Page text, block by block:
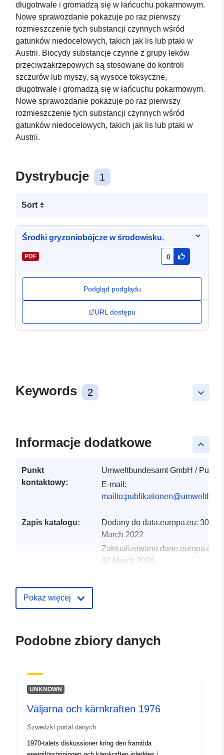
długotrwałe i gromadzą się w łańcuchu pokarmowym.
Nowe sprawozdanie pokazuje po raz pierwszy
rozmieszczenie tych substancji czynnych wśród
gatunków niedocelowych, takich jak lis lub ptaki w
Austrii. Biocydy substancje czynne z grupy leków
przeciwzakrzepowych są stosowane do kontroli
szczurów lub myszy, są wysoce toksyczne,
długotrwałe i gromadzą się w łańcuchu pokarmowym.
Nowe sprawozdanie pokazuje po raz pierwszy
rozmieszczenie tych substancji czynnych wśród
gatunków niedocelowych, takich jak lis lub ptaki w
Austrii.
Dystrybucje 1
Sort
Środki gryzoniobójcze w środowisku.
PDF - 0
Podgląd podglądu
URL dostępu
keyboard_arrow_down
Keywords 2
keyboard_arrow_up
Informacje dodatkowe
Punkt
kontaktowy:
Umweltbundesamt GmbH /
E-mail:
Zapis katalogu: Dodany do data.europa.eu: 30
March 2022
Zaktualizowano dane.europa.eu:
02 March 2026
uriRef:
Pokaż więcej
Podobne zbiory danych
UNKNOWN
Väljarna och kärnkraften 1976
Szwedzki portal danych
1970-talets diskussioner kring den framtida